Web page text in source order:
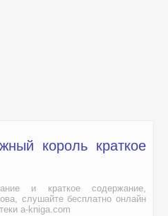
король краткое
и краткое содержание,
слушайте бесплатно онлайн
a-kniga.com